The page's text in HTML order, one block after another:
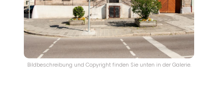
Bildbeschreibung und Copyright finden Sie unten in der Galerie.